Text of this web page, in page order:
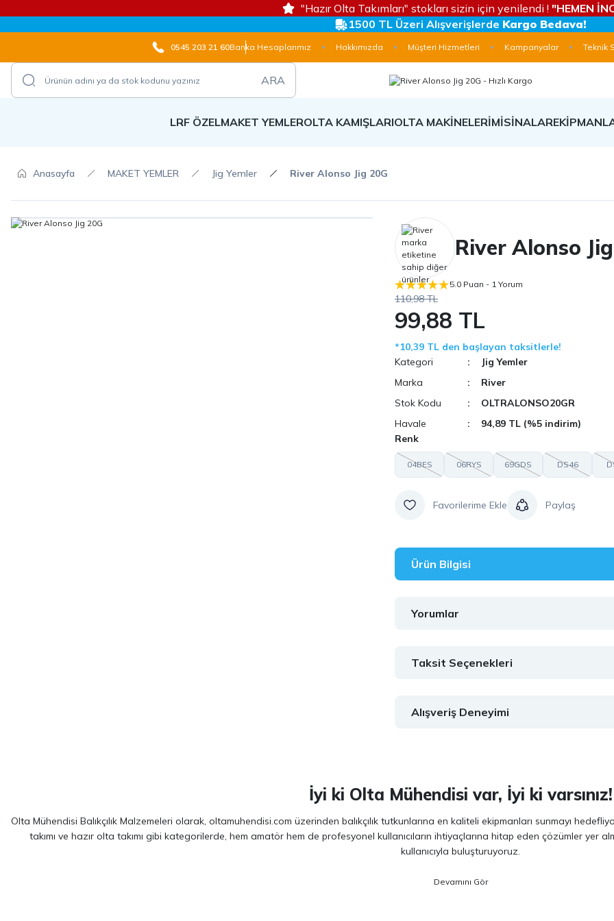
"Hazır Olta Takımları" stokları sizin için yenilendi ! "HEMEN
1500 TL Üzeri Alışverişlerde Kargo Bedava!
0545 203 21 60Banka Hesaplarımız Hakkımızda Müşteri Hizmetleri Kampanyalar Teknik
ARA
LRF ÖZELMAKET YEMLEROLTA KAMIŞLARIOLTA MAKİNELERİMİSİNALAR
Anasayfa MAKET YEMLER Jig Yemler River Alonso Jig 20G
River Alonso
5.0 Puan - 1 Yorum
110,98 TL
99,88 TL
*10,39 TL den başlayan taksitlerle!
Kategori
Jig Yemler
Marka
River
Stok Kodu
OLTRALONSO20GR
Havale
94,89 TL (%5 indirim)
Renk
04BES 06RYS 69GDS DS46
Paylaş
Ürün Bilgisi
Yorumlar
Taksit Seçenekleri
Alışveriş Deneyimi
İyi ki Olta Mühendisi var, İyi ki varsınız!
Olta Mühendisi Balıkçılık Malzemeleri olarak, oltamuhendisi.com üzerinden balıkçılık tutkunlarına en kaliteli ekipmanları sunmayı
takımı ve hazır olta takımı gibi kategorilerde, hem amatör hem de profesyonel kullanıcıların ihtiyaçlarına hitap eden çözümler yer
kullanıcıyla buluşturuyoruz.
Shimano, Daiwa, Hanfish, Fujin ve Ryuji gibi lider markaların en güncel